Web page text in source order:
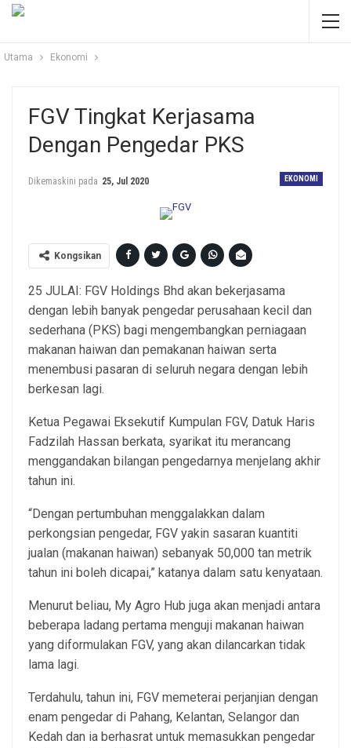
Utama Ekonomi
FGV Tingkat Kerjasama
Dengan Pengedar PKS
EKONOMI
Dikemaskini pada 25, Jul 2020
Kongsikan
25 JULAI: FGV Holdings Bhd akan bekerjasama
dengan lebih banyak pengedar perusahaan kecil dan
sederhana (PKS) bagi mengembangkan perniagaan
makanan haiwan dan pemakanan haiwan serta
menembusi pasaran di seluruh negara dengan lebih
berkesan lagi.
Ketua Pegawai Eksekutif Kumpulan FGV, Datuk Haris
Fadzilah Hassan berkata, syarikat itu merancang
menggandakan bilangan pengedarnya menjelang akhir
tahun ini.
“Dengan pertumbuhan menggalakkan dalam
perkongsian pengedar, FGV yakin sasaran kuantiti
jualan (makanan haiwan) sebanyak 50,000 tan metrik
tahun ini boleh dicapai,” katanya dalam satu kenyataan.
Menurut beliau, My Agro Hub juga akan menjadi antara
beberapa ladang pertama menguji makanan haiwan
yang diformulakan FGV, yang akan dilancarkan tidak
lama lagi.
Terdahulu, tahun ini, FGV memeterai perjanjian dengan
enam pengedar di Pahang, Kelantan, Selangor dan
Kedah dan ia berhasrat untuk memasukkan pengedar